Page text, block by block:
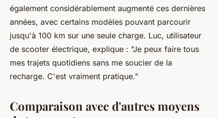
également considérablement augmenté ces dernières
années, avec certains modèles pouvant parcourir
jusqu'à 100 km sur une seule charge. Luc, utilisateur
de scooter électrique, explique : "Je peux faire tous
mes trajets quotidiens sans me soucier de la
recharge. C'est vraiment pratique."
Comparaison avec d'autres moyens